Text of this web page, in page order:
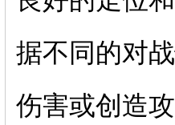
据不同的对
伤害或创造